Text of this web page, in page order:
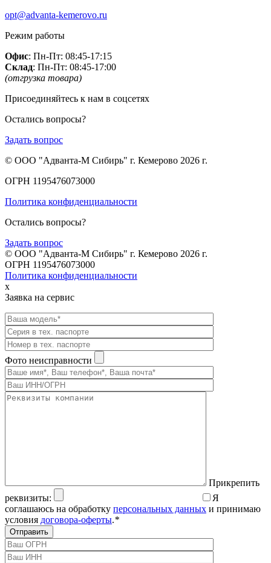
opt@advanta-kemerovo.ru
Режим работы
Офис: Пн-Пт: 08:45-17:15
Склад: Пн-Пт: 08:45-17:00
(отгрузка товара)
Присоединяйтесь к нам в соцсетях
Остались вопросы?
Задать вопрос
© ООО "Адванта-М Сибирь" г. Кемерово 2026 г.
ОГРН 1195476073000
Политика конфиденциальности
Остались вопросы?
Задать вопрос
© ООО "Адванта-М Сибирь" г. Кемерово 2026 г.
ОГРН 1195476073000
Политика конфиденциальности
x
Заявка на сервис
Фото неисправности
Прикрепить
реквизиты:
Я
соглашаюсь на обработку персональных данных и принимаю
условия договора-оферты.*